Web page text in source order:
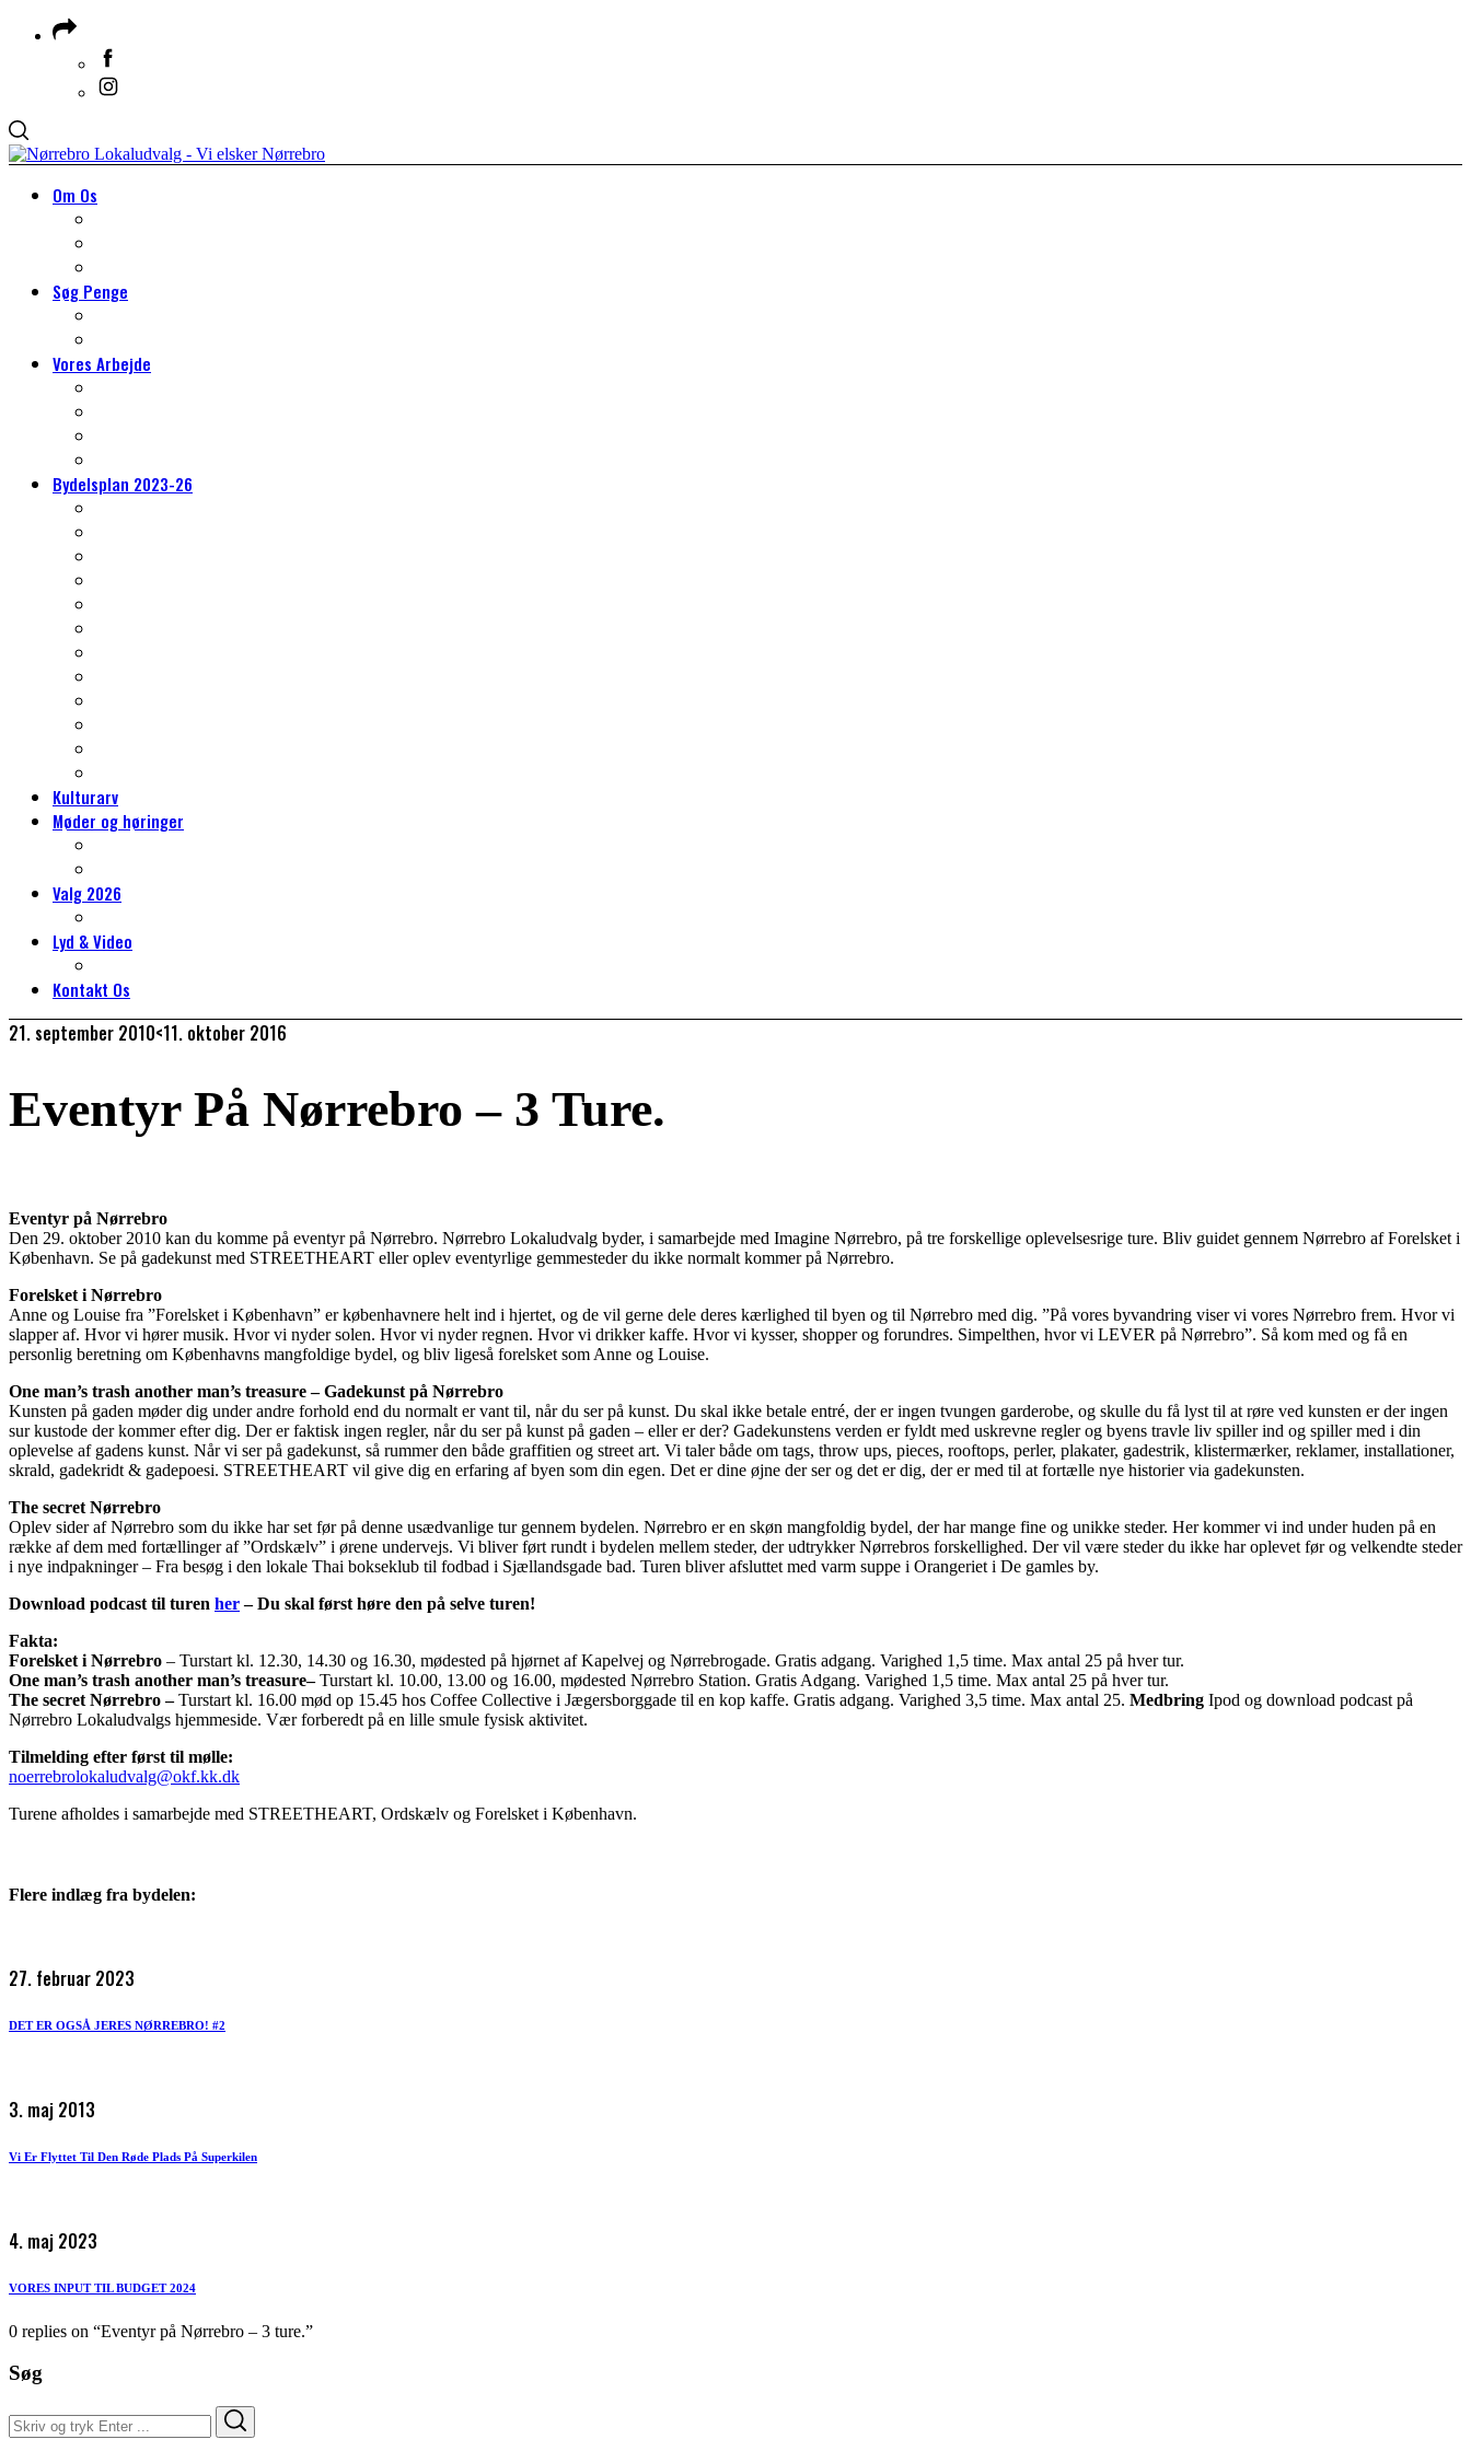
Om Os
Søg Penge
Vores Arbejde
Bydelsplan 2023-26
Kulturarv
Møder og høringer
Valg 2026
Lyd & Video
Kontakt Os
21. september 2010<11. oktober 2016
Eventyr På Nørrebro – 3 Ture.
Eventyr på Nørrebro
Den 29. oktober 2010 kan du komme på eventyr på Nørrebro. Nørrebro Lokaludvalg byder, i samarbejde med Imagine Nørrebro, på tre forskellige oplevelsesrige ture. Bliv guidet gennem Nørrebro af Forelsket i
København. Se på gadekunst med STREETHEART eller oplev eventyrlige gemmesteder du ikke normalt kommer på Nørrebro.
Forelsket i Nørrebro
Anne og Louise fra ”Forelsket i København” er københavnere helt ind i hjertet, og de vil gerne dele deres kærlighed til byen og til Nørrebro med dig. ”På vores byvandring viser vi vores Nørrebro frem. Hvor vi
slapper af. Hvor vi hører musik. Hvor vi nyder solen. Hvor vi nyder regnen. Hvor vi drikker kaffe. Hvor vi kysser, shopper og forundres. Simpelthen, hvor vi LEVER på Nørrebro”. Så kom med og få en
personlig beretning om Københavns mangfoldige bydel, og bliv ligeså forelsket som Anne og Louise.
One man’s trash another man’s treasure – Gadekunst på Nørrebro
Kunsten på gaden møder dig under andre forhold end du normalt er vant til, når du ser på kunst. Du skal ikke betale entré, der er ingen tvungen garderobe, og skulle du få lyst til at røre ved kunsten er der ingen
sur kustode der kommer efter dig. Der er faktisk ingen regler, når du ser på kunst på gaden – eller er der? Gadekunstens verden er fyldt med uskrevne regler og byens travle liv spiller ind og spiller med i din
oplevelse af gadens kunst. Når vi ser på gadekunst, så rummer den både graffitien og street art. Vi taler både om tags, throw ups, pieces, rooftops, perler, plakater, gadestrik, klistermærker, reklamer, installationer,
skrald, gadekridt & gadepoesi. STREETHEART vil give dig en erfaring af byen som din egen. Det er dine øjne der ser og det er dig, der er med til at fortælle nye historier via gadekunsten.
The secret Nørrebro
Oplev sider af Nørrebro som du ikke har set før på denne usædvanlige tur gennem bydelen. Nørrebro er en skøn mangfoldig bydel, der har mange fine og unikke steder. Her kommer vi ind under huden på en
række af dem med fortællinger af ”Ordskælv” i ørene undervejs. Vi bliver ført rundt i bydelen mellem steder, der udtrykker Nørrebros forskellighed. Der vil være steder du ikke har oplevet før og velkendte steder
i nye indpakninger – Fra besøg i den lokale Thai bokseklub til fodbad i Sjællandsgade bad. Turen bliver afsluttet med varm suppe i Orangeriet i De gamles by.
Download podcast til turen her– Du skal først høre den på selve turen!
Fakta:
Forelsket i Nørrebro – Turstart kl. 12.30, 14.30 og 16.30, mødested på hjørnet af Kapelvej og Nørrebrogade. Gratis adgang. Varighed 1,5 time. Max antal 25 på hver tur.
One man’s trash another man’s treasure–Turstart kl. 10.00, 13.00 og 16.00, mødested Nørrebro Station. Gratis Adgang. Varighed 1,5 time. Max antal 25 på hver tur.
The secret Nørrebro –Turstart kl. 16.00 mød op 15.45 hos Coffee Collective i Jægersborggade til en kop kaffe. Gratis adgang. Varighed 3,5 time. Max antal 25. Medbring Ipod og download podcast på
Nørrebro Lokaludvalgs hjemmeside. Vær forberedt på en lille smule fysisk aktivitet.
Tilmelding efter først til mølle:
noerrebrolokaludvalg@okf.kk.dk
Turene afholdes i samarbejde med STREETHEART, Ordskælv og Forelsket i København.
Flere indlæg fra bydelen:
27. februar 2023
DET ER OGSÅ JERES NØRREBRO! #2
3. maj 2013
Vi Er Flyttet Til Den Røde Plads På Superkilen
4. maj 2023
VORES INPUT TIL BUDGET 2024
0 replies on “Eventyr på Nørrebro – 3 ture.”
Søg
Search
for: